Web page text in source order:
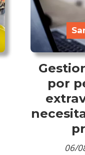
por
06/